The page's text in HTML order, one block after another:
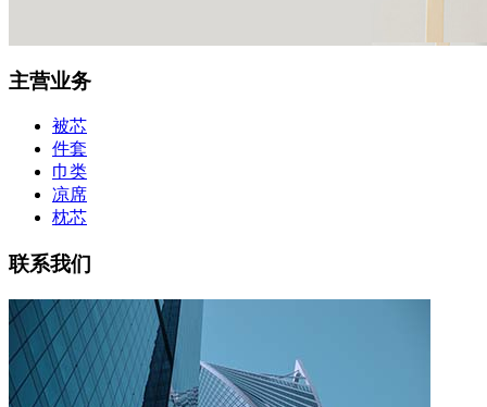
主营业务
被芯
件套
巾类
凉席
枕芯
联系我们